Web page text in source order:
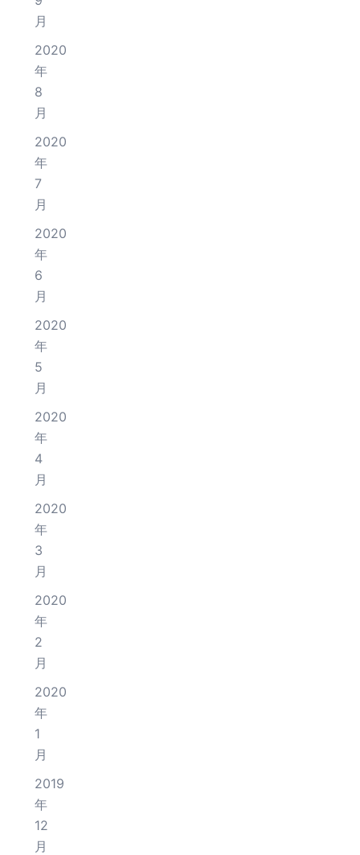
月
2020
年
8
月
2020
年
7
月
2020
年
6
月
2020
年
5
月
2020
年
4
月
2020
年
3
月
2020
年
2
月
2020
年
1
月
2019
年
12
月